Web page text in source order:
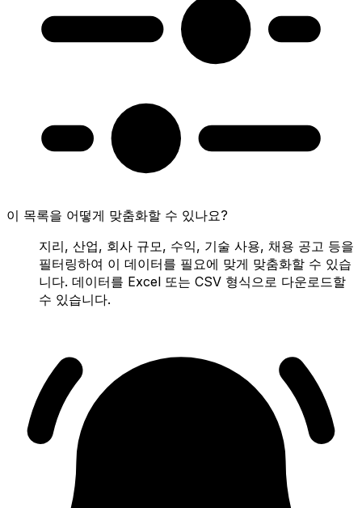
이 목록을 어떻게 맞춤화할 수 있나요?
지리, 산업, 회사 규모, 수익, 기술 사용, 채용 공고 등을
필터링하여 이 데이터를 필요에 맞게 맞춤화할 수 있습
니다. 데이터를 Excel 또는 CSV 형식으로 다운로드할
수 있습니다.